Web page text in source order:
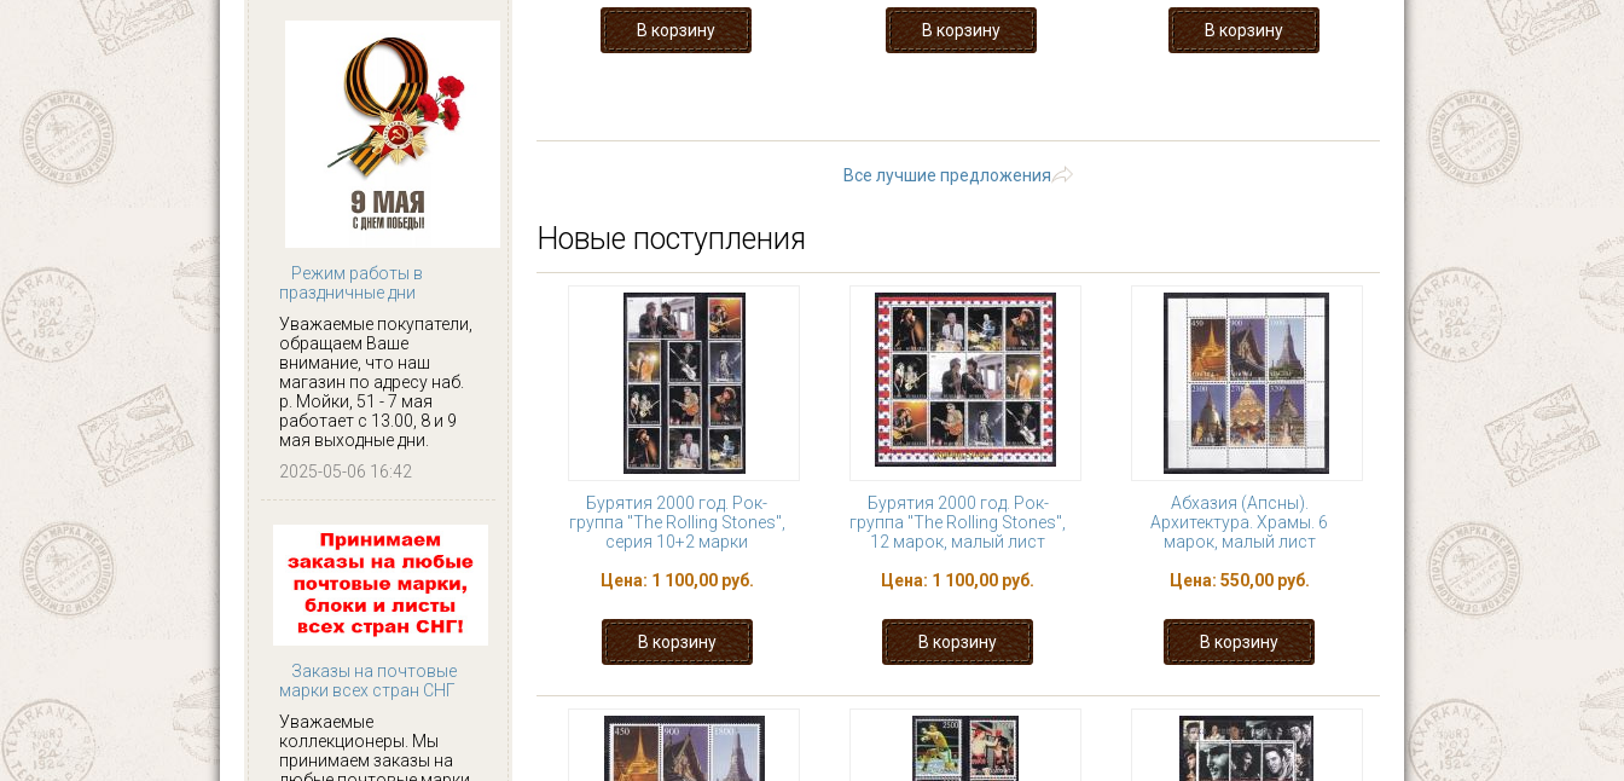
Режим работы в
праздничные дни
Уважаемые покупатели,
обращаем Ваше
внимание, что наш
магазин по адресу наб.
р. Мойки, 51 - 7 мая
работает с 13.00, 8 и 9
мая выходные дни.
2025-05-06 16:42
Заказы на почтовые
марки всех стран СНГ
Уважаемые
коллекционеры. Мы
принимаем заказы на
Все лучшие предложения
Новые поступления
Бурятия 2000 год. Рок-
группа "The Rolling Stones",
серия 10+2 марки
Цена: 1 100,00 руб.
Бурятия 2000 год. Рок-
группа "The Rolling Stones",
12 марок, малый лист
Цена: 1 100,00 руб.
Абхазия (Апсны).
Архитектура. Храмы. 6
марок, малый лист
Цена: 550,00 руб.